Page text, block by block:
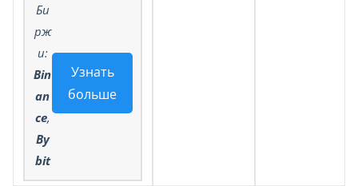
Узнать
больше
Би
рж
и:
Bin
an
ce,
By
bit